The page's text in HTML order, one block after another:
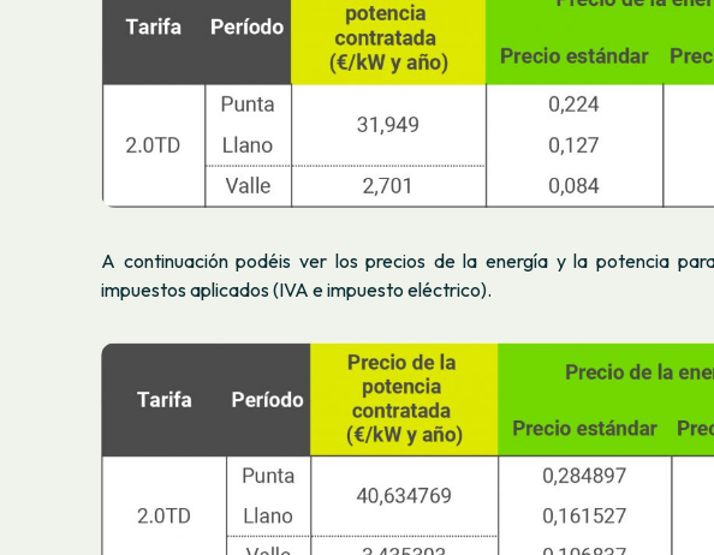
A continuación podéis ver los precios de la energía y la potencia
impuestos aplicados (IVA e impuesto eléctrico).